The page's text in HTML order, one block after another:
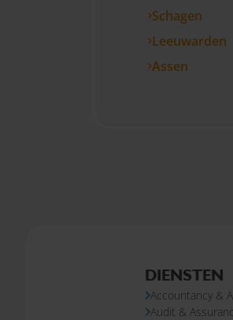
Schagen
Leeuwarden
Assen
DIENSTEN
Accountancy &
Audit &